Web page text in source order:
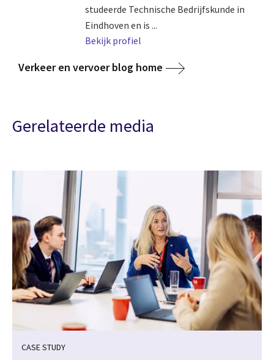
studeerde Technische Bedrijfskunde in
Eindhoven en is ...
Bekijk profiel
Verkeer en vervoer blog home
Gerelateerde media
CASE STUDY